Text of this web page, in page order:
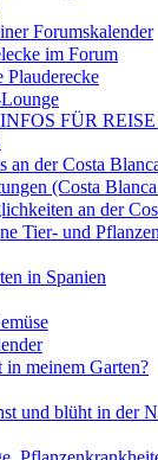
Forumskalender
im Forum
FÜR
der Costa
(Costa
an der
Tier- und
in Spanien
meinem Garten?
und blüht in der